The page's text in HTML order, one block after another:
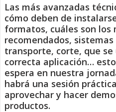
Las más avanzadas
cómo deben de
formatos, cuáles son los
recomendados,
transporte, corte, que
correcta aplicación…
espera en nuestra
habrá una sesión
aprovechar y hacer
productos.